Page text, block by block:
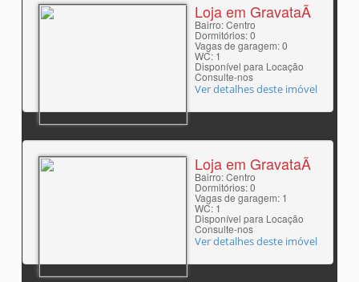
Loja em GravataÃ­
Bairro: Centro
Dormitórios: 0
Vagas de garagem: 0
WC: 1
Disponível para Locação
Consulte-nos
Ver detalhes deste imóvel
Loja em GravataÃ­
Bairro: Centro
Dormitórios: 0
Vagas de garagem: 1
WC: 1
Disponível para Locação
Consulte-nos
Ver detalhes deste imóvel